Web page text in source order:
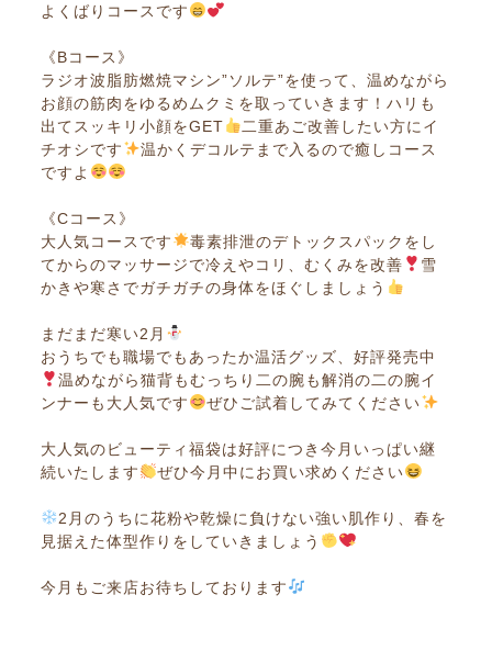
よくばりコースです
《Bコース》
ラジオ波脂肪燃焼マシン”ソルテ”を使って、温めながら
お顔の筋肉をゆるめムクミを取っていきます！ハリも
出てスッキリ小顔をGET
二重あご改善したい方にイ
チオシです
温かくデコルテまで入るので癒しコース
ですよ
《Cコース》
大人気コースです
毒素排泄のデトックスパックをし
てからのマッサージで冷えやコリ、むくみを改善
雪
かきや寒さでガチガチの身体をほぐしましょう
まだまだ寒い2月
おうちでも職場でもあったか温活グッズ、好評発売中
温めながら猫背もむっちり二の腕も解消の二の腕イ
ンナーも大人気です
ぜひご試着してみてください
大人気のビューティ福袋は好評につき今月いっぱい継
続いたします
ぜひ今月中にお買い求めください
2月のうちに花粉や乾燥に負けない強い肌作り、春を
見据えた体型作りをしていきましょう
今月もご来店お待ちしております